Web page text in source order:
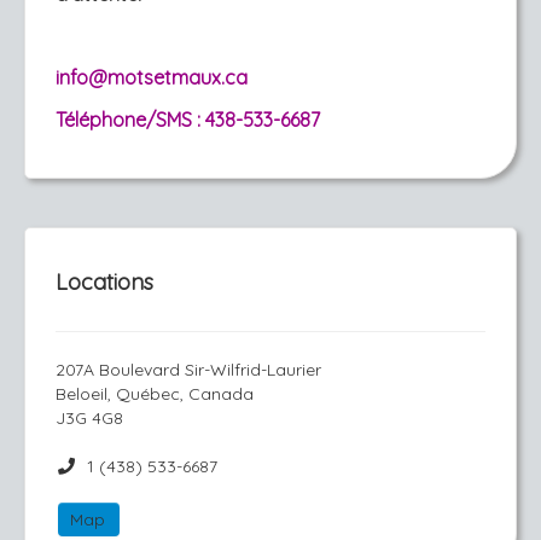
info@motsetmaux.ca
Téléphone/SMS : 438-533-6687
Locations
207A Boulevard Sir-Wilfrid-Laurier
Beloeil, Québec, Canada
J3G 4G8
1 (438) 533-6687
Map